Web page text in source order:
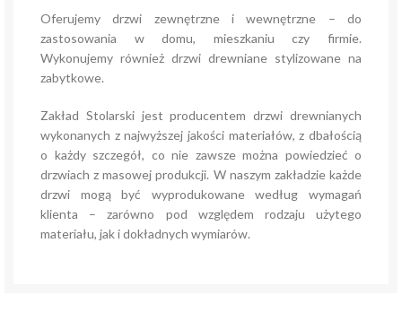
Oferujemy drzwi zewnętrzne i wewnętrzne – do
zastosowania w domu, mieszkaniu czy firmie.
Wykonujemy również drzwi drewniane stylizowane na
zabytkowe.
Zakład Stolarski jest producentem drzwi drewnianych
wykonanych z najwyższej jakości materiałów, z dbałością
o każdy szczegół, co nie zawsze można powiedzieć o
drzwiach z masowej produkcji. W naszym zakładzie każde
drzwi mogą być wyprodukowane według wymagań
klienta – zarówno pod względem rodzaju użytego
materiału, jak i dokładnych wymiarów.